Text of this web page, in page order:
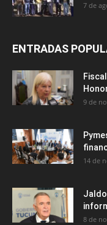
7 de
ENTRADAS
9 de
14 de
8 de